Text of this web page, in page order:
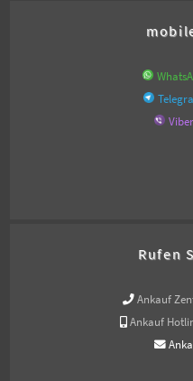
Rufen
Ankauf
Ankauf